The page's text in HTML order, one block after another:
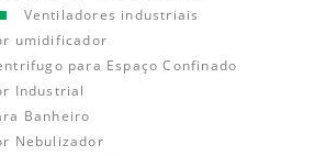
Ventiladores industriais
umidificador
para Espaço Confinado
Industrial
Banheiro
Nebulizador